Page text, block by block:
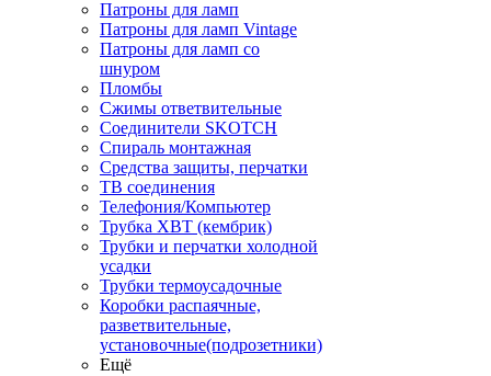
Патроны для ламп
Патроны для ламп Vintage
Патроны для ламп со
шнуром
Пломбы
Сжимы ответвительные
Соединители SKOTCH
Спираль монтажная
Средства защиты, перчатки
ТВ соединения
Телефония/Компьютер
Трубка ХВТ (кембрик)
Трубки и перчатки холодной
усадки
Трубки термоусадочные
Коробки распаячные,
разветвительные,
установочные(подрозетники)
Ещё